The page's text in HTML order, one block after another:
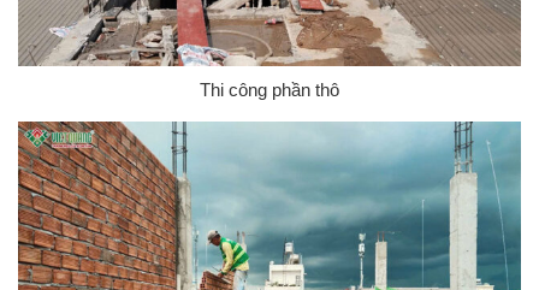
Thi công phần thô